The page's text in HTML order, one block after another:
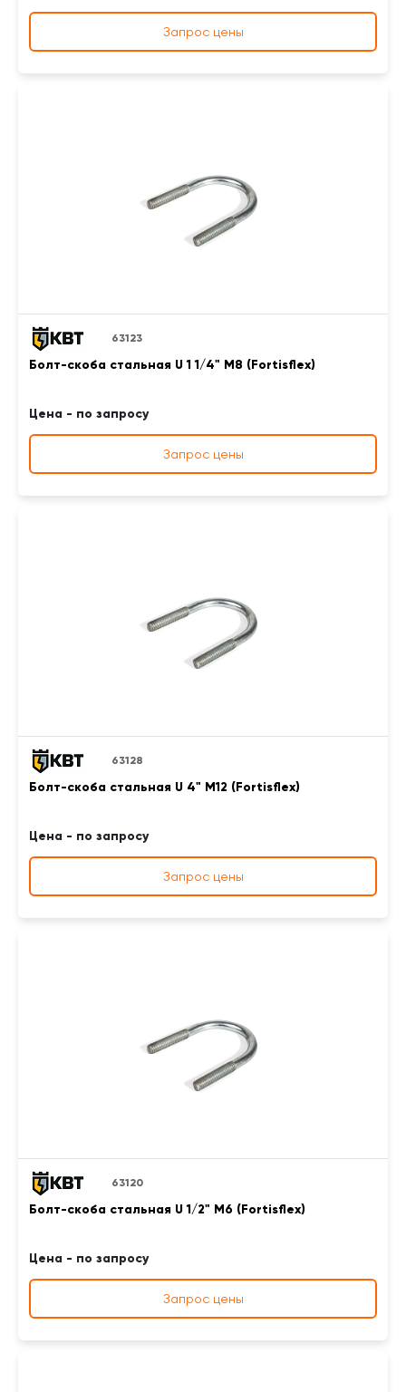
Запрос цены
63123
Болт-скоба стальная U 1 1/4" М8 (Fortisflex)
Цена - по запросу
Запрос цены
63128
Болт-скоба стальная U 4" М12 (Fortisflex)
Цена - по запросу
Запрос цены
63120
Болт-скоба стальная U 1/2" М6 (Fortisflex)
Цена - по запросу
Запрос цены